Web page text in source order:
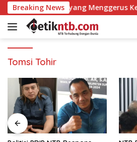
Langsung
ke
konten
Breaking News
Opini yang Menggerus
Tomsi Tohir